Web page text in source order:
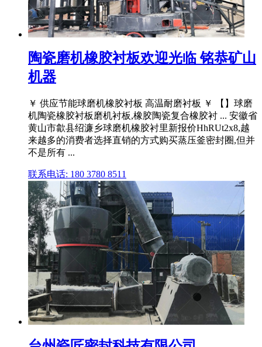
陶瓷磨机橡胶衬板欢迎光临 铭恭矿山
机器
￥ 供应节能球磨机橡胶衬板 高温耐磨衬板 ￥ 【】球磨
机陶瓷橡胶衬板磨机衬板,橡胶陶瓷复合橡胶衬 ... 安徽省
黄山市歙县绍濂乡球磨机橡胶衬里新报价HhRUt2x8,越
来越多的消费者选择直销的方式购买蒸压釜密封圈,但并
不是所有 ...
联系电话: 180 3780 8511